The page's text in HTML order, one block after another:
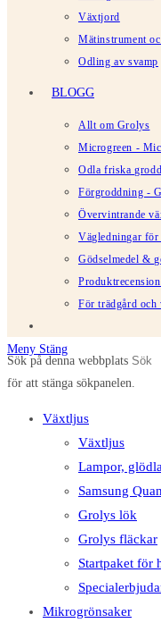
Växtjord
Mätinstrument
Odling av svamp
BLOGG
Allt om Grolys
Microgreen -
Odla friska
Förgroddning -
Övervintrande
Vägledningar
Gödselmedel &
För trädgård och
Meny Stäng
Sök på denna webbplats
för att stänga sökpanelen.
Växtljus
Växtljus
Lampor,
Samsung
Grolys lök
Grolys fläckar
Startpaket för
Mikrogrönsaker